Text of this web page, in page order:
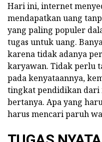
Hari ini, internet
mendapatkan uang
yang paling populer
tugas untuk uang.
karena tidak adanya
karyawan. Tidak perlu
pada kenyataannya,
tingkat pendidikan
bertanya. Apa yang
harus mencari paruh